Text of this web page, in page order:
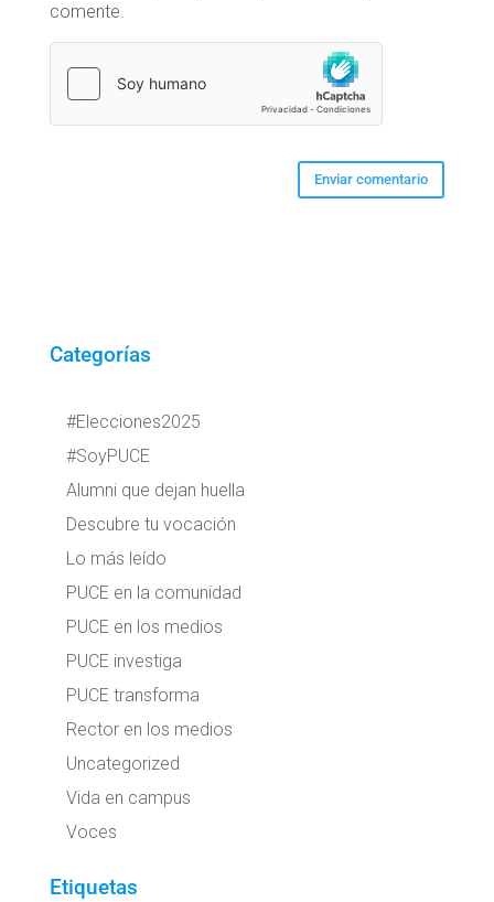
comente.
Categorías
#Elecciones2025
#SoyPUCE
Alumni que dejan huella
Descubre tu vocación
Lo más leído
PUCE en la comunidad
PUCE en los medios
PUCE investiga
PUCE transforma
Rector en los medios
Uncategorized
Vida en campus
Voces
Etiquetas